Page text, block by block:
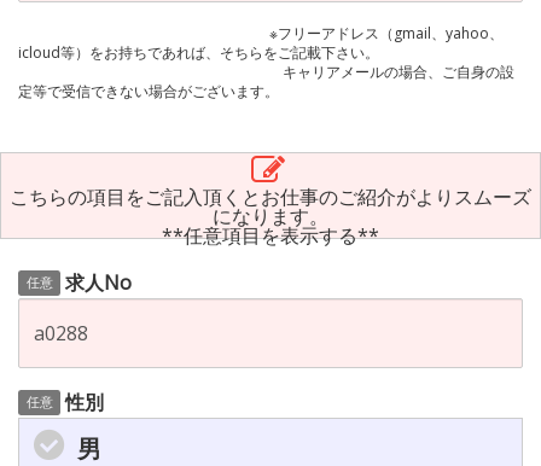
※フリーアドレス（gmail、yahoo、
icloud等）をお持ちであれば、そちらをご記載下さい。
キャリアメールの場合、ご自身の設
定等で受信できない場合がございます。
こちらの項目をご記入頂くとお仕事のご紹介がよりスムーズ
になります。
**任意項目を表示する**
任意 求人No
任意 性別
男